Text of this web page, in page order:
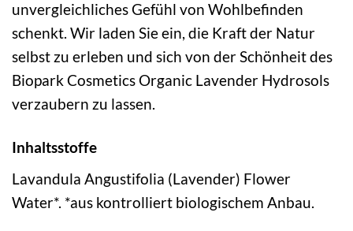
unvergleichliches Gefühl von Wohlbefinden
schenkt. Wir laden Sie ein, die Kraft der Natur
selbst zu erleben und sich von der Schönheit des
Biopark Cosmetics Organic Lavender Hydrosols
verzaubern zu lassen.
Inhaltsstoffe
Lavandula Angustifolia (Lavender) Flower
Water*. *aus kontrolliert biologischem Anbau.